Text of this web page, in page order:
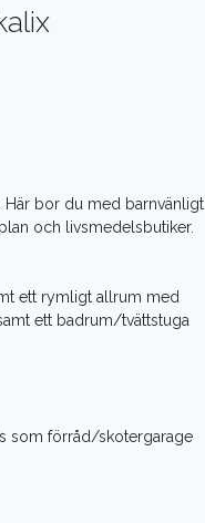
Här bor du med barnvänligt
och livsmedelsbutiker.
ett rymligt allrum med
ett badrum/tvättstuga
som förråd/skotergarage